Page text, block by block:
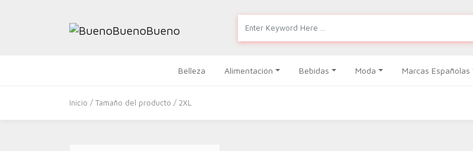
Belleza Alimentación Bebidas Moda Marcas Españolas
Inicio / Tamaño del producto / 2XL